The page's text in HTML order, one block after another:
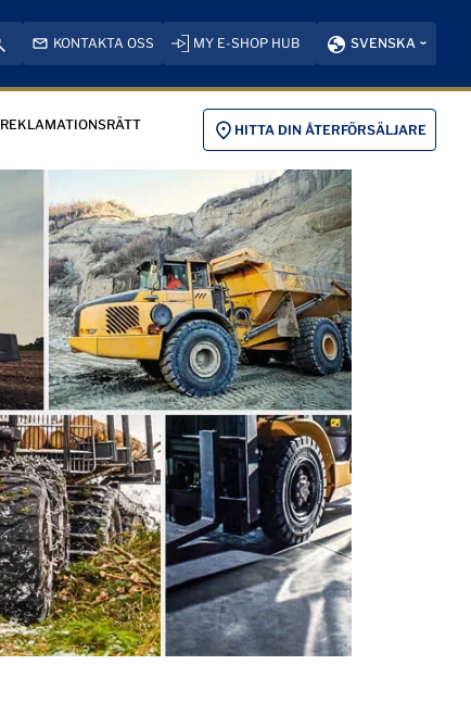
KONTAKTA OSS MY E-SHOP HUB SVENSKA
REKLAMATIONSRÄTT HITTA DIN ÅTERFÖRSÄLJARE